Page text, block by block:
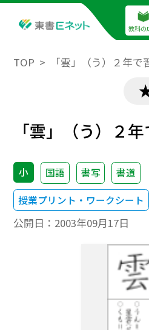
教科の
TOP 「雲」（う）２年で
「雲」（う）２
小 国語 書写
書道
授業プリント・ワークシート
公開日： 2003年09月17日